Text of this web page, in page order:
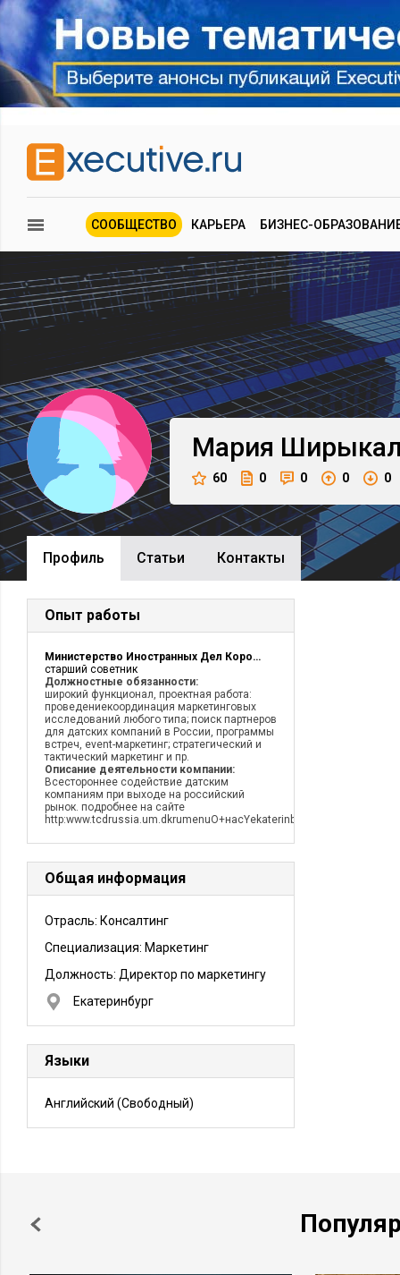
СООБЩЕСТВО КАРЬЕРА БИЗНЕС-
Мария
60 0 0 0 0
Профиль Cтатьи Контакты
Опыт работы
Министерство Иностранных Дел Королевства Дания, Торговый Совет
старший советник
Должностные обязанности:
широкий функционал, проектная работа:
проведениекоординация маркетинговых
исследований любого типа; поиск партнеров
для датских компаний в России, программы
встреч, event-маркетинг; стратегический и
тактический маркетинг и пр.
Описание деятельности компании:
Всестороннее содействие датским
компаниям при выходе на российский
рынок. подробнее на сайте
http:www.tcdrussia.um.dkrumenuО+насYekaterinburgRussian
Общая информация
Отрасль: Консалтинг
Специализация: Маркетинг
Должность: Директор по маркетингу
Екатеринбург
Языки
Английский (Свободный)